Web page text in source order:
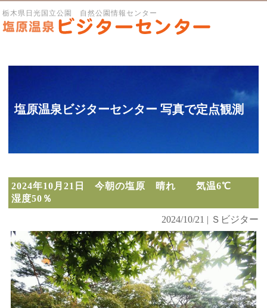
栃木県日光国立公園 自然公園情報センター
塩原温泉ビジターセンター 写真で定点観測
2024年10月21日 今朝の塩原 晴れ 気温6℃
湿度50％
2024/10/21 | Ｓビジター